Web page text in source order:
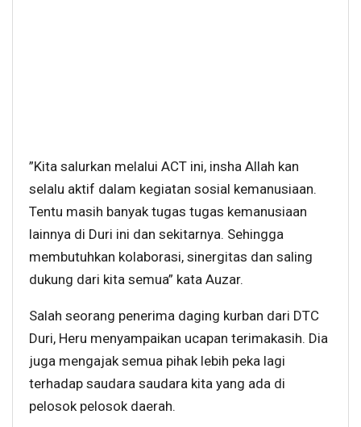
”Kita salurkan melalui ACT ini, insha Allah kan
selalu aktif dalam kegiatan sosial kemanusiaan.
Tentu masih banyak tugas tugas kemanusiaan
lainnya di Duri ini dan sekitarnya. Sehingga
membutuhkan kolaborasi, sinergitas dan saling
dukung dari kita semua” kata Auzar.
Salah seorang penerima daging kurban dari DTC
Duri, Heru menyampaikan ucapan terimakasih. Dia
juga mengajak semua pihak lebih peka lagi
terhadap saudara saudara kita yang ada di
pelosok pelosok daerah.